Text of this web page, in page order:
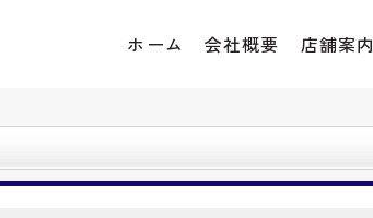
ホーム 会社概要 店舗案内